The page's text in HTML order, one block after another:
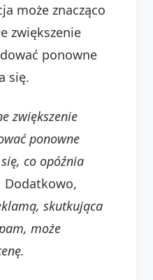
może znacząco
zwiększenie
ponowne
się.
zwiększenie
ponowne
co opóźnia
Dodatkowo,
skutkująca
może